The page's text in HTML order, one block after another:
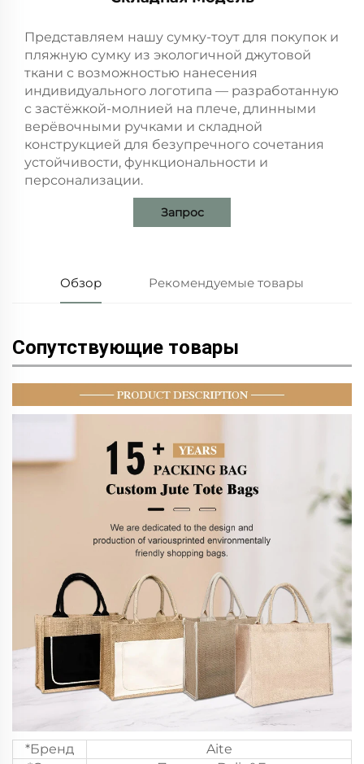
Представляем нашу сумку-тоут для покупок и
пляжную сумку из экологичной джутовой
ткани с возможностью нанесения
индивидуального логотипа — разработанную
с застёжкой-молнией на плече, длинными
верёвочными ручками и складной
конструкцией для безупречного сочетания
устойчивости, функциональности и
персонализации.
Запрос
Обзор Рекомендуемые товары
Сопутствующие товары
*Бренд
Aite